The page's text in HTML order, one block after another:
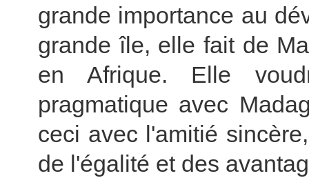
grande importance au
grande île, elle fait de
en Afrique. Elle
pragmatique avec
ceci avec l'amitié
de l'égalité et des